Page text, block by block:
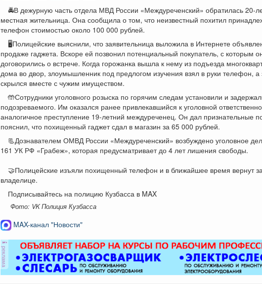
🚔В дежурную часть отдела МВД России «Междуреченский» обратилась 20-
местная жительница. Она сообщила о том, что неизвестный похитил
телефон стоимостью около 100 000 рублей.
🖥Полицейские выяснили, что заявительница выложила в Интернете
продаже гаджета. Вскоре ей позвонил потенциальный покупатель, с которым
договорились о встрече. Когда горожанка вышла к нему из подъезда
дома во двор, злоумышленник под предлогом изучения взял в руки телефон, а
скрылся вместе с чужим имуществом.
🤲Сотрудники уголовного розыска по горячим следам установили и
подозреваемого. Им оказался ранее привлекавшийся к уголовной
аналогичное преступление 19-летний междуреченец. Он дал признательные
пояснил, что похищенный гаджет сдал в магазин за 65 000 рублей.
📃Дознавателем ОМВД России «Междуреченский» возбуждено уголовное
161 УК РФ «Грабеж», которая предусматривает до 4 лет лишения свободы.
🤝Полицейские изъяли похищенный телефон и в ближайшее время вернут
владелице.
Подписывайтесь на полицию Кузбасса в MAX
Фото: VK Полиция Кузбасса
MAX-канал "Новости"
реклама